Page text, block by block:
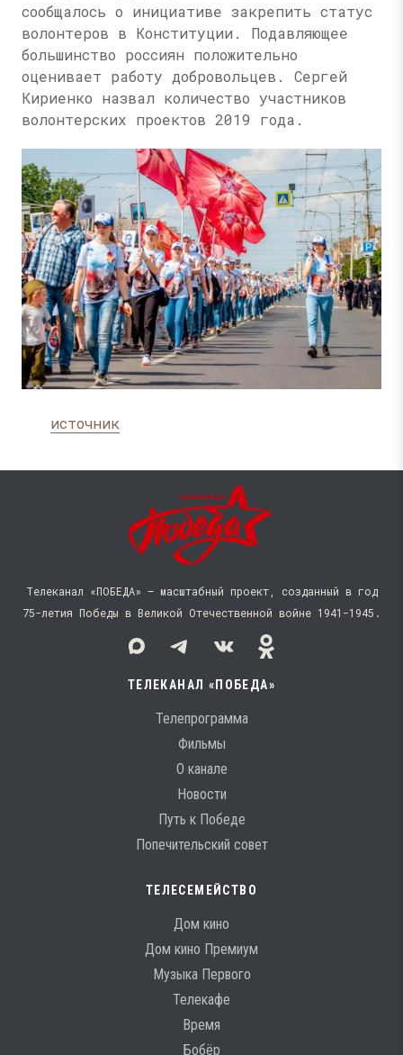
сообщалось о инициативе закрепить статус
волонтеров в Конституции. Подавляющее
большинство россиян положительно
оценивает работу добровольцев. Сергей
Кириенко назвал количество участников
волонтерских проектов 2019 года.
источник
Телеканал «ПОБЕДА» — масштабный проект, созданный в год
75-летия Победы в Великой Отечественной войне 1941−1945.
ТЕЛЕКАНАЛ «ПОБЕДА»
Телепрограмма
Фильмы
О канале
Новости
Путь к Победе
Попечительский совет
ТЕЛЕСЕМЕЙСТВО
Дом кино
Дом кино Премиум
Музыка Первого
Телекафе
Время
Бобёр